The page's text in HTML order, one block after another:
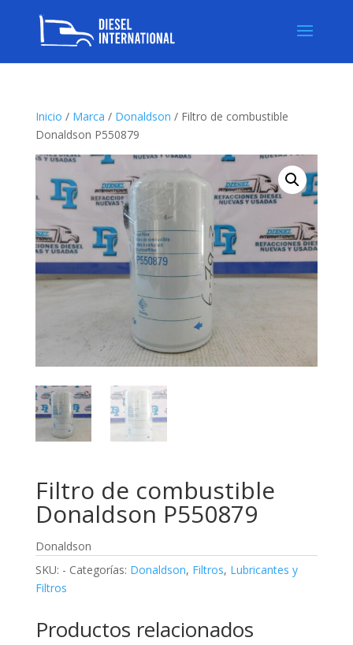
Inicio / Marca / Donaldson / Filtro de combustible
Donaldson P550879
Filtro de combustible
Donaldson P550879
Donaldson
SKU: - Categorías: Donaldson, Filtros, Lubricantes y
Filtros
Productos relacionados